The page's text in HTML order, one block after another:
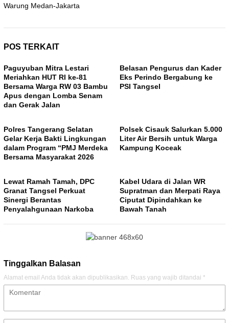
Warung Medan-Jakarta
POS TERKAIT
Paguyuban Mitra Lestari
Meriahkan HUT RI ke-81
Bersama Warga RW 03 Bambu
Apus dengan Lomba Senam
dan Gerak Jalan
Belasan Pengurus dan Kader
Eks Perindo Bergabung ke
PSI Tangsel
Polres Tangerang Selatan
Gelar Kerja Bakti Lingkungan
dalam Program “PMJ Merdeka
Bersama Masyarakat 2026
Polsek Cisauk Salurkan 5.000
Liter Air Bersih untuk Warga
Kampung Koceak
Lewat Ramah Tamah, DPC
Granat Tangsel Perkuat
Sinergi Berantas
Penyalahgunaan Narkoba
Kabel Udara di Jalan WR
Supratman dan Merpati Raya
Ciputat Dipindahkan ke
Bawah Tanah
Tinggalkan Balasan
Alamat email Anda tidak akan dipublikasikan. Ruas yang wajib ditandai *